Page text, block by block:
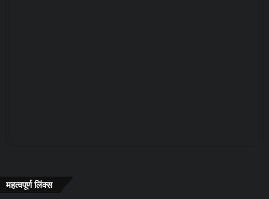
महत्वपूर्ण लिंक्स